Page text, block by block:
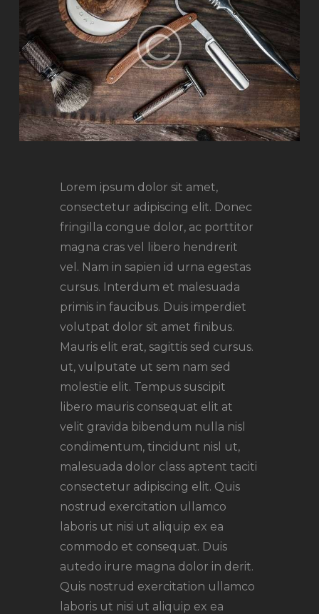
Lorem ipsum dolor sit amet,
consectetur adipiscing elit. Donec
fringilla congue dolor, ac porttitor
magna cras vel libero hendrerit
vel. Nam in sapien id urna egestas
cursus. Interdum et malesuada
primis in faucibus. Duis imperdiet
volutpat dolor sit amet finibus.
Mauris elit erat, sagittis sed cursus.
ut, vulputate ut sem nam sed
molestie elit. Tempus suscipit
libero mauris consequat elit at
velit gravida bibendum nulla nisl
condimentum, tincidunt nisl ut,
malesuada dolor class aptent taciti
consectetur adipiscing elit. Quis
nostrud exercitation ullamco
laboris ut nisi ut aliquip ex ea
commodo et consequat. Duis
autedo irure magna dolor in derit.
Quis nostrud exercitation ullamco
laboris ut nisi ut aliquip ex ea